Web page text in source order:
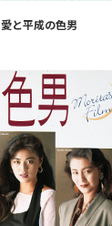
愛と平成の色男